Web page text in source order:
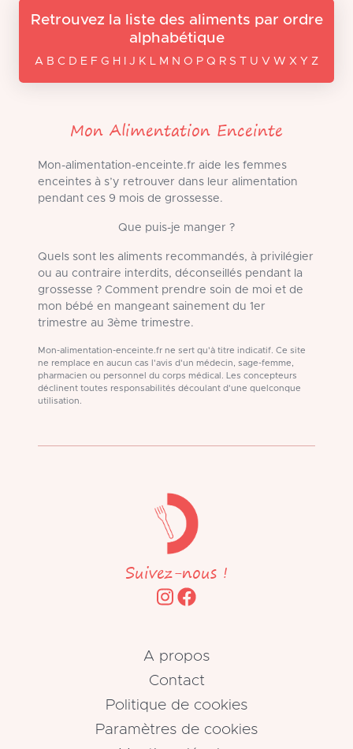
Retrouvez la liste des aliments par ordre
alphabétique
A B C D E F G H I J K L M N O P Q R S T U V W X Y Z
Mon Alimentation Enceinte
Mon-alimentation-enceinte.fr aide les femmes
enceintes à s’y retrouver dans leur alimentation
pendant ces 9 mois de grossesse.
Que puis-je manger ?
Quels sont les aliments recommandés, à privilégier
ou au contraire interdits, déconseillés pendant la
grossesse ? Comment prendre soin de moi et de
mon bébé en mangeant sainement du 1er
trimestre au 3ème trimestre.
Mon-alimentation-enceinte.fr ne sert qu'à titre indicatif. Ce site
ne remplace en aucun cas l'avis d'un médecin, sage-femme,
pharmacien ou personnel du corps médical. Les concepteurs
déclinent toutes responsabilités découlant d'une quelconque
utilisation.
Suivez-nous !
A propos
Contact
Politique de cookies
Paramètres de cookies